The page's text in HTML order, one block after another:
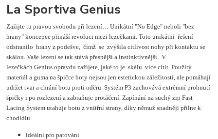
La Sportiva Genius
Zažijte tu pravou svobodu při lezení… Unikátní "No Edge" neboli "bez
hrany" koncepce přináší revoluci mezi lezečkami. Toto unikátní řešení
odstranilo hrany z podešve, čímž se zvýšila citlivost nohy při kontaktu se
skálou. Vaše lezení se tak stává přesnější a instinktivnější. V
lezečkách Genius opravdu zažijete, jaké to je skálu více cítit. Použitý
materiál a guma na špičce boty nejsou jen estetickou záležitostí, ale pomáhají
udržet tvar a chrání botu proti oděru. Systém P3 zachovává extrémní prohnutí
špičky i po rozlezení a zabraňuje protáčení. Zapínání na suchý zip Fast
Lacing System utahuje botu z vnitřní strany, díky němuž snadněji přilne k
chodidlu.
ideální pro patování